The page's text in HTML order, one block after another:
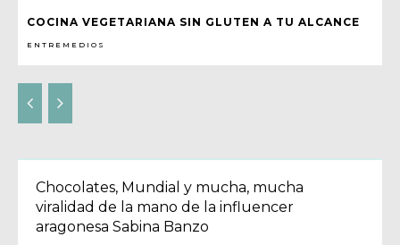
COCINA VEGETARIANA SIN GLUTEN A TU ALCANCE
ENTREMEDIOS
Chocolates, Mundial y mucha, mucha
viralidad de la mano de la influencer
aragonesa Sabina Banzo